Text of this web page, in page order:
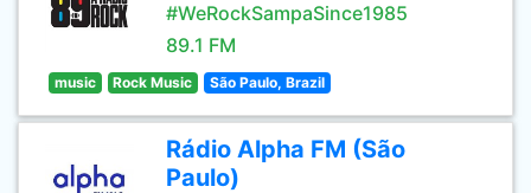
#WeRockSampaSince1985
89.1 FM
music Rock Music São Paulo, Brazil
Rádio Alpha FM (São
Paulo)